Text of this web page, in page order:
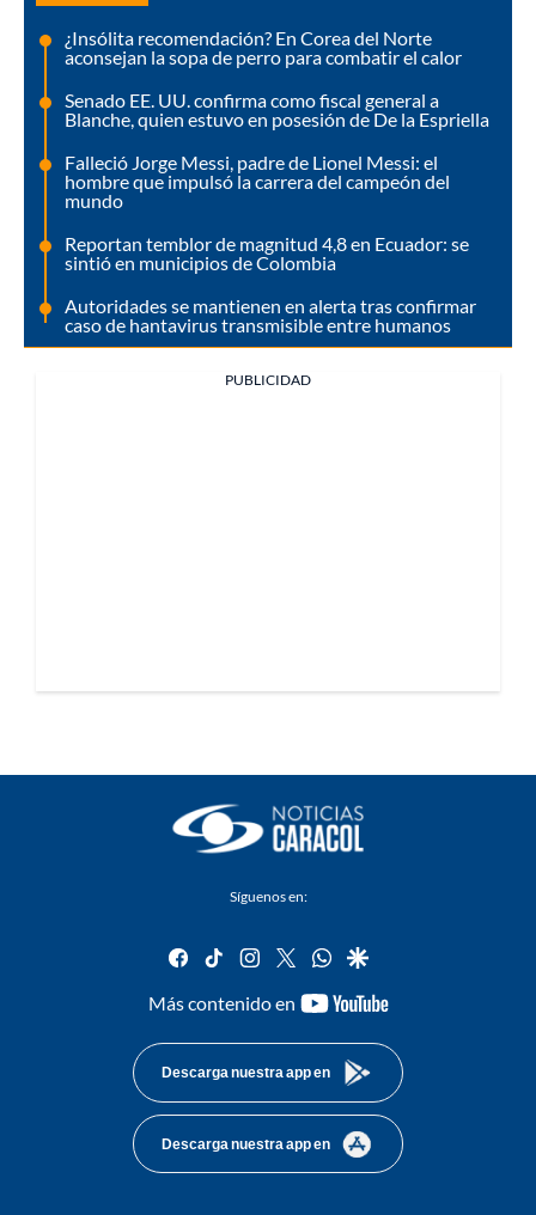
¿Insólita recomendación? En Corea del Norte
aconsejan la sopa de perro para combatir el calor
Senado EE. UU. confirma como fiscal general a
Blanche, quien estuvo en posesión de De la Espriella
Falleció Jorge Messi, padre de Lionel Messi: el
hombre que impulsó la carrera del campeón del
mundo
Reportan temblor de magnitud 4,8 en Ecuador: se
sintió en municipios de Colombia
Autoridades se mantienen en alerta tras confirmar
caso de hantavirus transmisible entre humanos
PUBLICIDAD
Síguenos en:
facebook
tiktok instagram
twitterwhatsapp
google
Más contenido en
youtube-
Descarga nuestra app en
Descarga nuestra app en